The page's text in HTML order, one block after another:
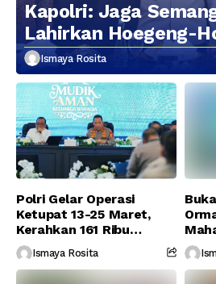
Kapolri: Jaga
Lahirkan Hoegeng-
Berikutnya
Ismaya Rosita
Polri Gelar Operasi
Ketupat 13-25 Maret,
Kerahkan 161 Ribu
Personel Gabungan
Ismaya Rosita